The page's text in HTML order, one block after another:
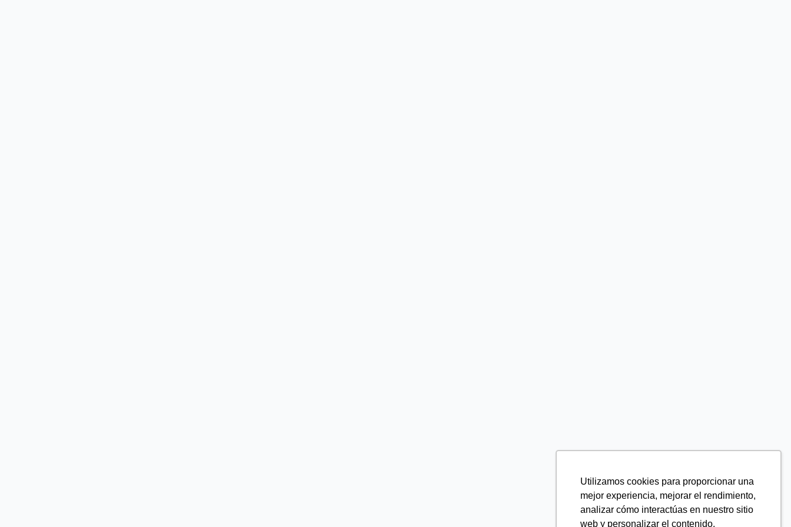
Utilizamos cookies para proporcionar una
mejor experiencia, mejorar el rendimiento,
analizar cómo interactúas en nuestro sitio
web y personalizar el contenido.